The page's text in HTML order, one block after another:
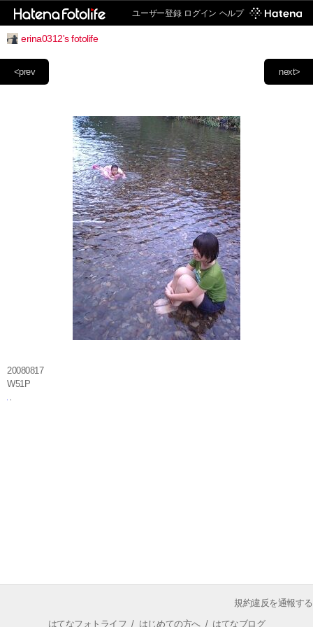
ユーザー登録 ログイン ヘルプ
erina0312's fotolife
next>
<prev
20080817
W51P
規約違反を通報する
はてなフォトライフ / はじめての方へ/ はてなブログ